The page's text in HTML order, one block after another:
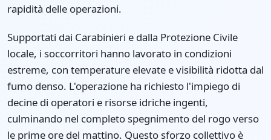
rapidità delle operazioni.
Supportati dai Carabinieri e dalla Protezione Civile
locale, i soccorritori hanno lavorato in condizioni
estreme, con temperature elevate e visibilità ridotta dal
fumo denso. L'operazione ha richiesto l'impiego di
decine di operatori e risorse idriche ingenti,
culminando nel completo spegnimento del rogo verso
le prime ore del mattino. Questo sforzo collettivo è